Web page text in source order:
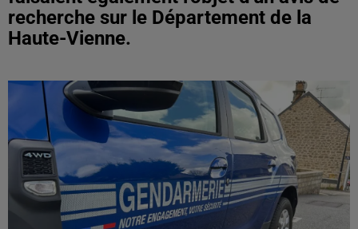
recherche sur le Département de la
Haute-Vienne.